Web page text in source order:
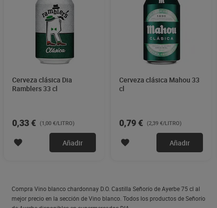
Cerveza clásica Dia
Ramblers 33 cl
0,33 € (1,00 €/LITRO)
Añadir
Cerveza clásica Mahou 33
cl
0,79 € (2,39 €/LITRO)
Añadir
Compra Vino blanco chardonnay D.O. Castilla Señorío de Ayerbe 75 cl al
mejor precio en la sección de Vino blanco. Todos los productos de Señorío